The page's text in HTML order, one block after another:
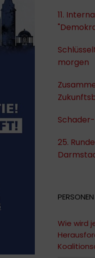
11.
morgen
25.
Wie wird